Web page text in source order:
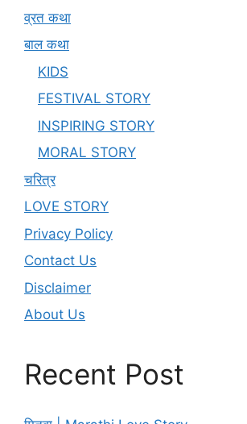
व्रत कथा
बाल कथा
KIDS
FESTIVAL STORY
INSPIRING STORY
MORAL STORY
चरित्र
LOVE STORY
Privacy Policy
Contact Us
Disclaimer
About Us
Recent Post